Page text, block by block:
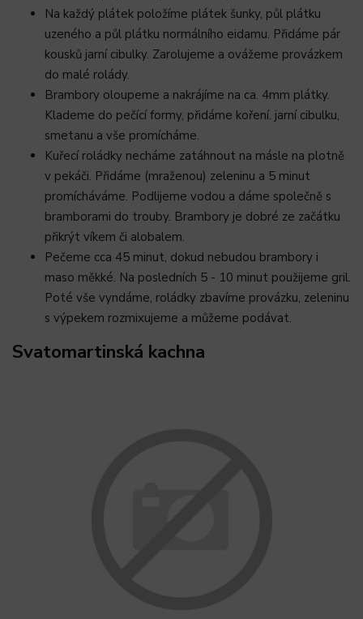
Na každý plátek položíme plátek šunky, půl plátku
uzeného a půl plátku normálního eidamu. Přidáme pár
kousků jarní cibulky. Zarolujeme a ovážeme provázkem
do malé rolády.
Brambory oloupeme a nakrájíme na ca. 4mm plátky.
Klademe do pečící formy, přidáme koření. jarní cibulku,
smetanu a vše promícháme.
Kuřecí roládky necháme zatáhnout na másle na plotně
v pekáči. Přidáme (mraženou) zeleninu a 5 minut
promícháváme. Podlijeme vodou a dáme společně s
bramborami do trouby. Brambory je dobré ze začátku
přikrýt víkem či alobalem.
Pečeme cca 45 minut, dokud nebudou brambory i
maso měkké. Na posledních 5 - 10 minut použijeme gril.
Poté vše vyndáme, roládky zbavíme provázku, zeleninu
s výpekem rozmixujeme a můžeme podávat.
Svatomartinská kachna